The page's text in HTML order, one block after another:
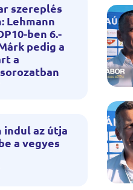
szereplés
Lehmann
ben 6.-
pedig a
a
indul az útja
a vegyes